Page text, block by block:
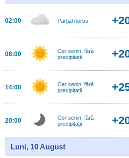
02:00 Parțial noros
08:00
Cer senin, fără
precipitații
14:00
Cer senin, fără
precipitații
20:00
Cer senin, fără
precipitații
Luni, 10 August